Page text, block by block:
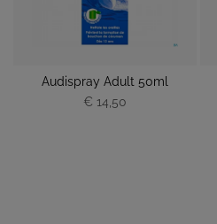
Audispray Adult 50ml
€ 14,50